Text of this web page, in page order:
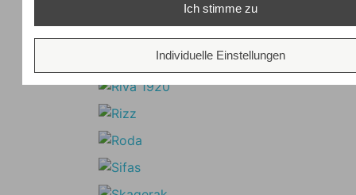
Ich stimme zu
Individuelle Einstellungen